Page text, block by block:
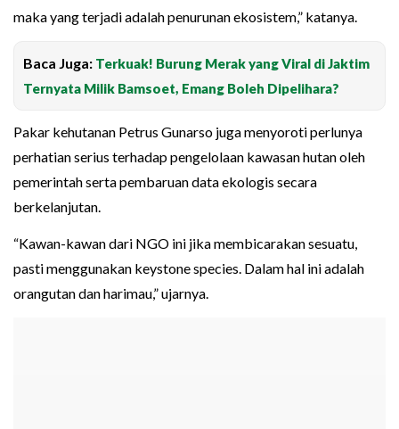
maka yang terjadi adalah penurunan ekosistem,” katanya.
Baca Juga: Terkuak! Burung Merak yang Viral di Jaktim
Ternyata Milik Bamsoet, Emang Boleh Dipelihara?
Pakar kehutanan Petrus Gunarso juga menyoroti perlunya
perhatian serius terhadap pengelolaan kawasan hutan oleh
pemerintah serta pembaruan data ekologis secara
berkelanjutan.
“Kawan-kawan dari NGO ini jika membicarakan sesuatu,
pasti menggunakan keystone species. Dalam hal ini adalah
orangutan dan harimau,” ujarnya.